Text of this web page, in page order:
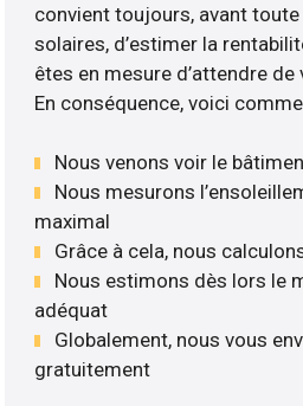
convient toujours, avant toute
solaires, d’estimer la
êtes en mesure d’attendre
En conséquence, voici
Nous venons voir le
Nous mesurons
maximal
Grâce à cela, nous
Nous estimons dès lors le
adéquat
Globalement, nous vous
gratuitement